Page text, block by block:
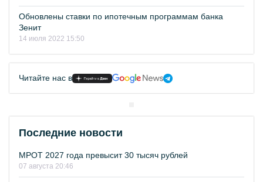
Обновлены ставки по ипотечным программам банка
Зенит
14 июля 2022 15:50
Читайте нас в
Последние новости
МРОТ 2027 года превысит 30 тысяч рублей
07 августа 20:46